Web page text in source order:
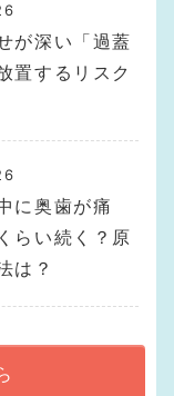
が深い「過蓋
置するリスク
に奥歯が痛
らい続く？原
は？